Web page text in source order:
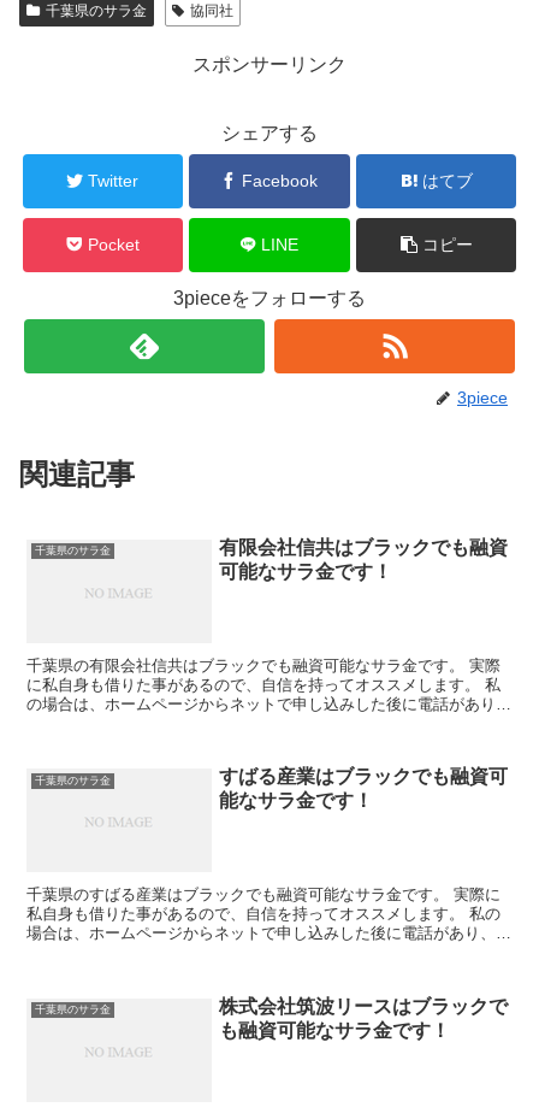
千葉県のサラ金 協同社
スポンサーリンク
シェアする
Twitter Facebook はてブ
Pocket LINE コピー
3pieceをフォローする
3piece
関連記事
千葉県のサラ金
有限会社信共はブラックでも融資
可能なサラ金です！
千葉県の有限会社信共はブラックでも融資可能なサラ金です。 実際
に私自身も借りた事があるので、自信を持ってオススメします。 私
の場合は、ホームページからネットで申し込みした後に電話があり、
千葉県のサラ金
すばる産業はブラックでも融資可
能なサラ金です！
千葉県のすばる産業はブラックでも融資可能なサラ金です。 実際に
私自身も借りた事があるので、自信を持ってオススメします。 私の
場合は、ホームページからネットで申し込みした後に電話があり、詳
千葉県のサラ金
株式会社筑波リースはブラックで
も融資可能なサラ金です！